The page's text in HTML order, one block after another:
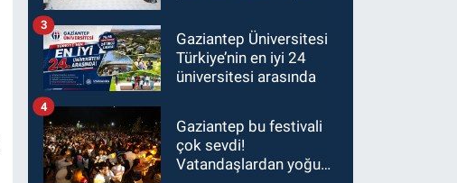
Şimşek’e ziyaret!
Gaziantep Üniversitesi
Türkiye’nin en iyi 24
üniversitesi arasında
3
Gaziantep bu festivali
çok sevdi!
Vatandaşlardan yoğun
4